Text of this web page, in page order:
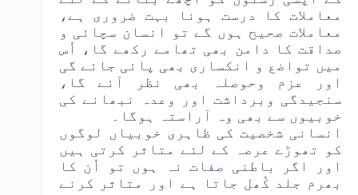
معاملات کا درست ہونا بہت ضروری ہے،
معاملات صحیح ہوں گے تو انسان سچائی و
صداقت کا دامن بھی تھامے رکھے گا، اُس
میں تواضع و انکساری بھی پائی جائے گی
اور عزم وحوصلہ بھی نظر آئے گا،
سنجیدگی وبرداشت اور وعدہ نبھانے کی
خوبیوں سے بھی وہ آراستہ ہوگا۔
انسانی شخصیت کی ظاہری خوبیاں لوگوں
کو تھوڑے عرصہ کے لئے متاثر کرتی ہیں
اور اگر باطنی صفات نہ ہوں تو اُن کا
بھرم جلد کُھل جاتا ہے اور متاثر کرنے